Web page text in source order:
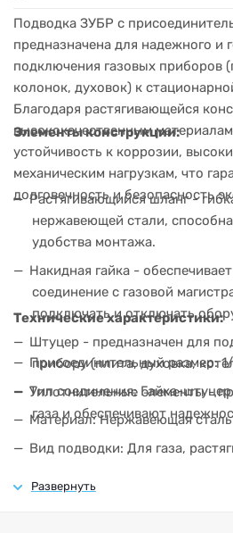
Подводка ЗУБР с
предназначена для надежного и
подключения газовых приборов
колонок, духовок) к
Благодаря растягивающейся
высококачественным
устойчивость к коррозии,
механическим нагрузкам, что
долговечность и безопасность
Элементы конструкции:
Растягивающийся шланг -
нержавеющей стали,
удобства монтажа.
Накидная гайка -
соединение с газовой
подключать и отключать
Штуцер - предназначен для
прибору (плита, духовка,
Уплотнительные элементы -
газа и обеспечивают
Технические характеристики:
Присоединительный размер:
Тип соединения: Гайка-штуцер
Материал: Нержавеющая сталь
Вид подводки: Для газа,